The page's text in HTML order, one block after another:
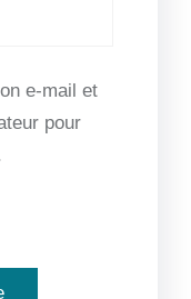
e-mail et
pour